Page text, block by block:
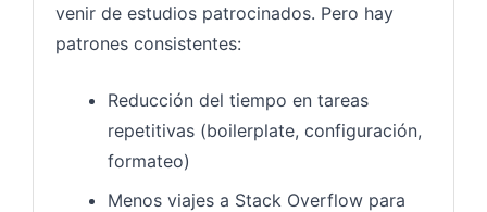
venir de estudios patrocinados. Pero hay
patrones consistentes:
Reducción del tiempo en tareas
repetitivas (boilerplate, configuración,
formateo)
Menos viajes a Stack Overflow para